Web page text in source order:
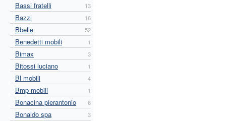
Bassi fratelli 13
Bazzi 16
Bbelle 52
Benedetti mobili 1
Bimax 3
Bitossi luciano 1
Bl mobili 4
Bmp mobili 1
Bonacina pierantonio 6
Bonaldo spa 3